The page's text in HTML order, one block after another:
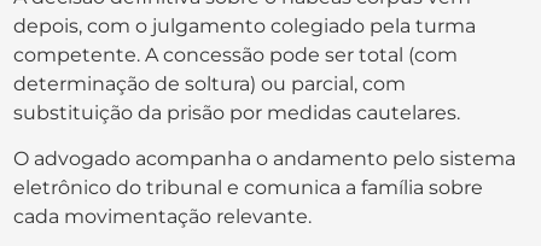
depois, com o julgamento colegiado pela turma
competente. A concessão pode ser total (com
determinação de soltura) ou parcial, com
substituição da prisão por medidas cautelares.
O advogado acompanha o andamento pelo sistema
eletrônico do tribunal e comunica a família sobre
cada movimentação relevante.